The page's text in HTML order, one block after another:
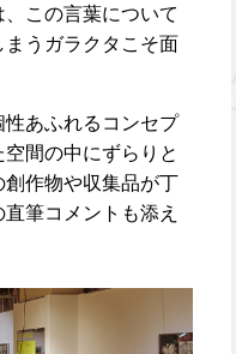
この言葉について
まうガラクタこそ面
性あふれるコンセプ
間の中にずらりと
作物や収集品が丁
筆コメントも添え